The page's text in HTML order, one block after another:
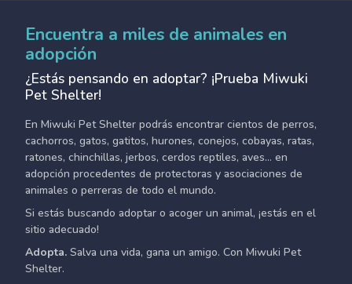
Encuentra a miles de animales en
adopción
¿Estás pensando en adoptar? ¡Prueba Miwuki
Pet Shelter!
En Miwuki Pet Shelter podrás encontrar cientos de perros,
cachorros, gatos, gatitos, hurones, conejos, cobayas, ratas,
ratones, chinchillas, jerbos, cerdos reptiles, aves... en
adopción procedentes de protectoras y asociaciones de
animales o perreras de todo el mundo.
Si estás buscando adoptar o acoger un animal, ¡estás en el
sitio adecuado!
Adopta. Salva una vida, gana un amigo. Con Miwuki Pet
Shelter.